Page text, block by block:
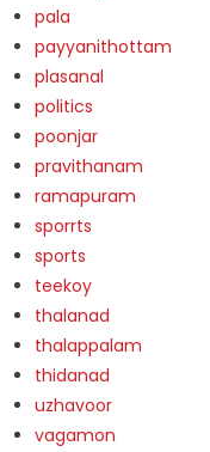
pala
payyanithottam
plasanal
politics
poonjar
pravithanam
ramapuram
sporrts
sports
teekoy
thalanad
thalappalam
thidanad
uzhavoor
vagamon